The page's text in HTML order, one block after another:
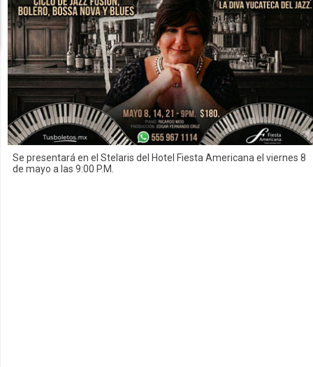
Se presentará en el Stelaris del Hotel Fiesta Americana el viernes 8
de mayo a las 9:00 P.M.